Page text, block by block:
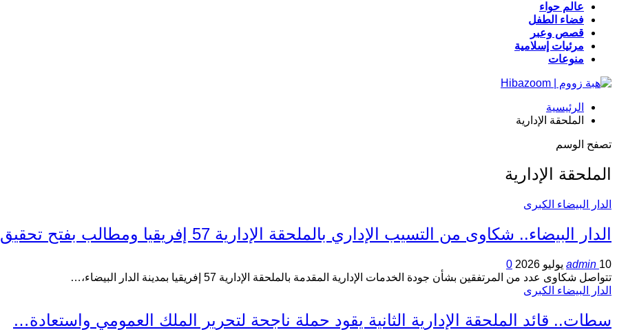
عالم حواء
فضاء الطفل
قصص وعبر
مرئيات إسلامية
منوعات
الرئيسية
الملحقة الإدارية
تصفح الوسم
الملحقة الإدارية
الدار البيضاء الكبرى
الدار البيضاء.. شكاوى من التسيب الإداري بالملحقة الإدارية 57 إفريقيا ومطالب بفتح تحقيق
admin 10 يوليو 2026
0
تتواصل شكاوى عدد من المرتفقين بشأن جودة الخدمات الإدارية المقدمة بالملحقة الإدارية 57 إفريقيا بمدينة الدار البيضاء،…
الدار البيضاء الكبرى
سطات.. قائد الملحقة الإدارية الثانية يقود حملة ناجحة لتحرير الملك العمومي واستعادة…